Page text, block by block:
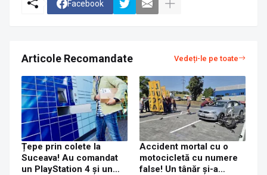
Facebook
Articole Recomandate Vedeți-le pe toate
Țepe prin colete la
Suceava! Au comandat
un PlayStation 4 și un
Accident mortal cu o
motocicletă cu numere
false! Un tânăr și-a